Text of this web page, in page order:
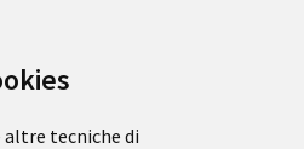
altre tecniche di